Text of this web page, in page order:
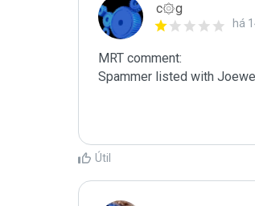
c۞g
há
MRT comment:
Spammer listed with
Útil